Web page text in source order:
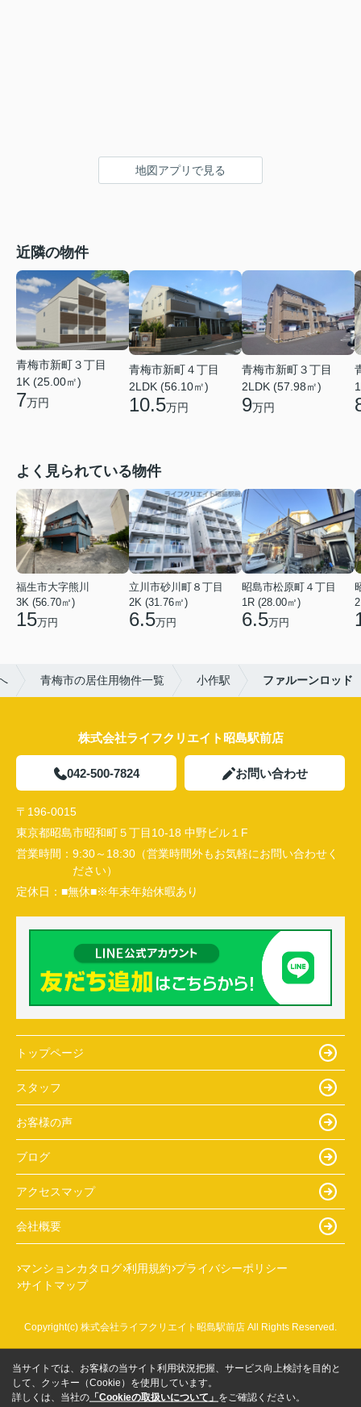
地図アプリで見る
近隣の物件
青梅市新町３丁目
1K (25.00㎡)
7万円
青梅市新町４丁目
2LDK (56.10㎡)
10.5万円
青梅市新町３丁目
2LDK (57.98㎡)
9万円
よく見られている物件
福生市大字熊川
3K (56.70㎡)
15万円
立川市砂川町８丁目
2K (31.76㎡)
6.5万円
昭島市松原町４丁目
1R (28.00㎡)
6.5万円
青梅市の居住用物件一覧 小作駅 ファルーンロッド
株式会社ライフクリエイト昭島駅前店
042-500-7824 お問い合わせ
〒196-0015
東京都昭島市昭和町５丁目10-18 中野ビル１F
営業時間： 9:30～18:30（営業時間外もお気軽にお問い合わせく
ださい）
定休日： ■無休■※年末年始休暇あり
トップページ
スタッフ
お客様の声
ブログ
アクセスマップ
会社概要
マンションカタログ 利用規約 プライバシーポリシー
サイトマップ
Copyright(c) 株式会社ライフクリエイト昭島駅前店 All Rights Reserved.
当サイトでは、お客様の当サイト利用状況把握、サービス向上検討を目的と
して、クッキー（Cookie）を使用しています。
詳しくは、当社の 「Cookieの取扱いについて」 をご確認ください。